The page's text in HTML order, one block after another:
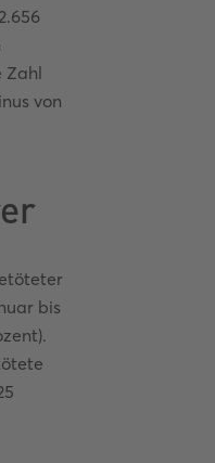
Zahl
von
bis